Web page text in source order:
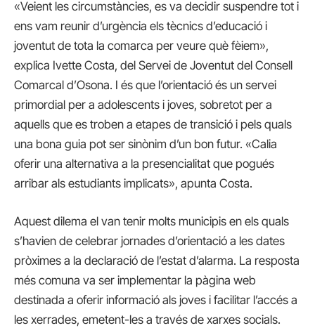
«Veient les circumstàncies, es va decidir suspendre tot i
ens vam reunir d’urgència els tècnics d’educació i
joventut de tota la comarca per veure què fèiem»,
explica Ivette Costa, del Servei de Joventut del Consell
Comarcal d’Osona. I és que l’orientació és un servei
primordial per a adolescents i joves, sobretot per a
aquells que es troben a etapes de transició i pels quals
una bona guia pot ser sinònim d’un bon futur. «Calia
oferir una alternativa a la presencialitat que pogués
arribar als estudiants implicats», apunta Costa.
Aquest dilema el van tenir molts municipis en els quals
s’havien de celebrar jornades d’orientació a les dates
pròximes a la declaració de l’estat d’alarma. La resposta
més comuna va ser implementar la pàgina web
destinada a oferir informació als joves i facilitar l’accés a
les xerrades, emetent-les a través de xarxes socials.